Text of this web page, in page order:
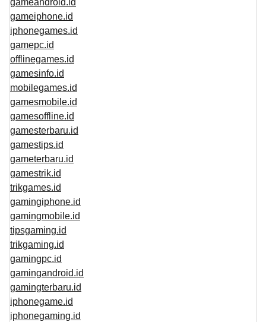
gameandroid.id
gameiphone.id
iphonegames.id
gamepc.id
offlinegames.id
gamesinfo.id
mobilegames.id
gamesmobile.id
gamesoffline.id
gamesterbaru.id
gamestips.id
gameterbaru.id
gamestrik.id
trikgames.id
gamingiphone.id
gamingmobile.id
tipsgaming.id
trikgaming.id
gamingpc.id
gamingandroid.id
gamingterbaru.id
iphonegame.id
iphonegaming.id